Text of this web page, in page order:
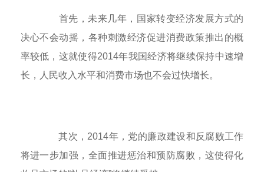
首先，未来几年，国家转变经济发展方式的
决心不会动摇，各种刺激经济促进消费政策推出的概
率较低，这就使得2014年我国经济将继续保持中速增
长，人民收入水平和消费市场也不会过快增长。
其次，2014年，党的廉政建设和反腐败工作
将进一步加强，全面推进惩治和预防腐败，这使得化